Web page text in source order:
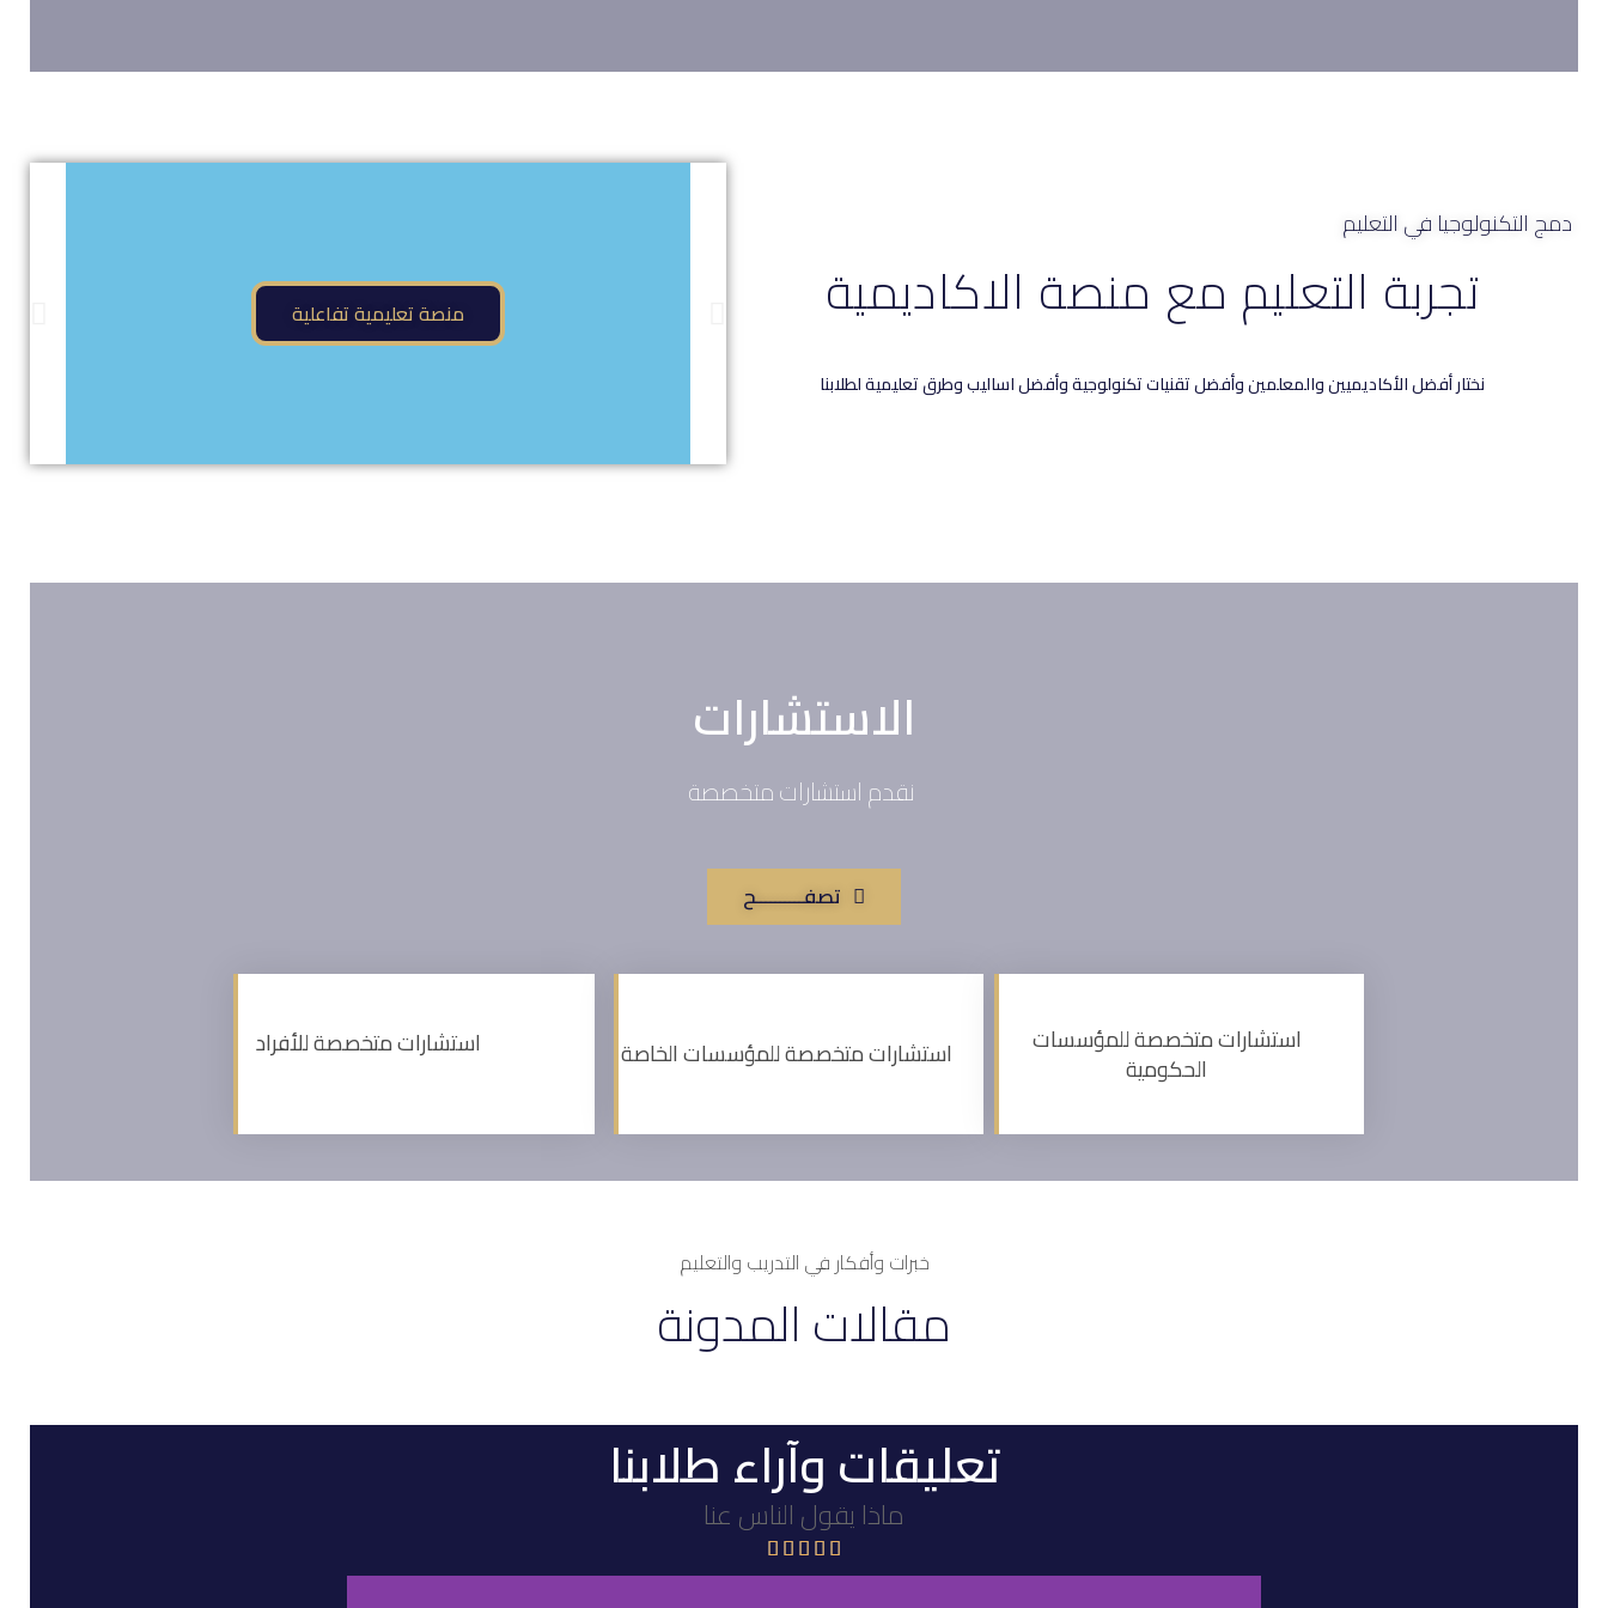
منصة تعليمية تفاعلية تطبيق يعمل على الاجهزة النقالة
دمج التكنولوجيا في التعليم
تجربة التعليم مع منصة الاكاديمية
نختار أفضل الأكاديميين والمعلمين وأفضل تقنيات تكنولوجية وأفضل اساليب وطرق تعليمية لطلابنا
الاستشارات
تصفــــــــــح
استشارات متخصصة للأفراد استشارات متخصصة للمؤسسات الخاصة استشارات متخصصة للمؤسسات
الحكومية
خبرات وأفكار في التدريب والتعليم
مقالات المدونة
تعليقات وآراء طلابنا
ماذا يقول الناس عنا
    